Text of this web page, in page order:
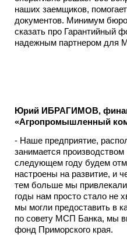
наших заемщиков,
документов. Минимум
сказать про Гарантийный
надежным партнером для
Юрий ИБРАГИМОВ,
«Агропромышленный
- Наше предприятие,
занимается
следующем году будем
настроены на развитие, и
тем больше мы
годы нам просто стало не
мы могли предоставить в
по совету МСП Банка, мы
фонд Приморского края.